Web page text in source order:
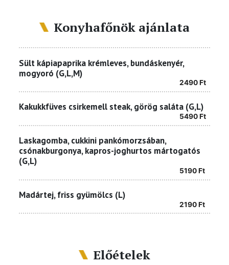
Konyhafőnök ajánlata
Sült kápiapaprika krémleves, bundáskenyér,
mogyoró (G,L,M)
2490Ft
Kakukkfüves csirkemell steak, görög saláta (G,L)
5490Ft
Laskagomba, cukkini pankómorzsában,
csónakburgonya, kapros-joghurtos mártogatós
(G,L)
5190Ft
Madártej, friss gyümölcs (L)
2190Ft
Előételek